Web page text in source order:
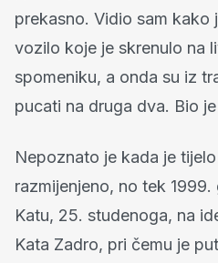
prekasno. Vidio sam
vozilo koje je skrenulo na
spomeniku, a onda su iz
pucati na druga dva. Bio
Nepoznato je kada je
razmijenjeno, no tek
Katu, 25. studenoga, na
Kata Zadro, pri čemu je